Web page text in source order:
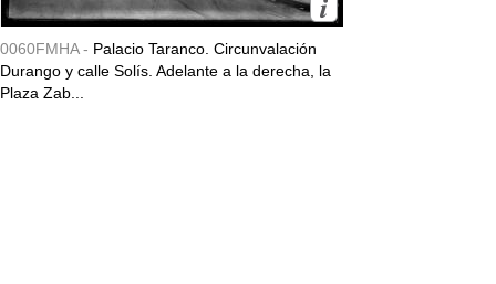
0060FMHA - Palacio Taranco. Circunvalación
Durango y calle Solís. Adelante a la derecha, la
Plaza Zab...